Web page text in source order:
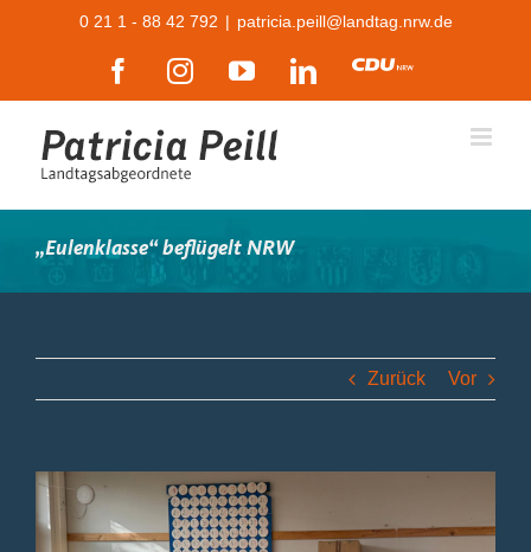
0 21 1 - 88 42 792 | patricia.peill@landtag.nrw.de
FacebookInstagramYouTubeLinkedIn
CDU
„Eulenklasse“ beflügelt NRW
Zurück Vor
Zeige
grösseres
Bild